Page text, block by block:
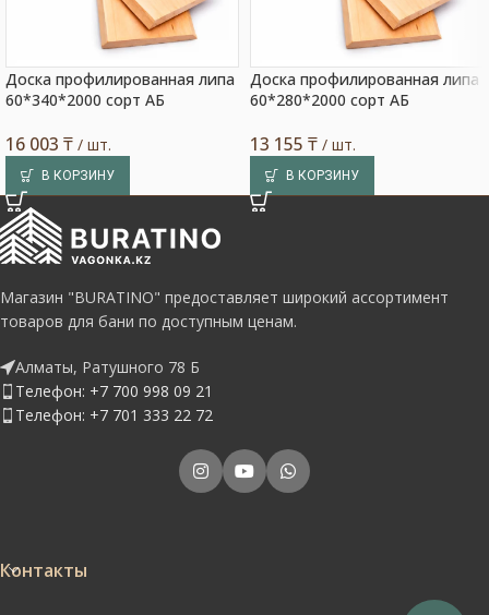
Доска профилированная липа
60*340*2000 сорт АБ
16 003 ₸ / шт.
В КОРЗИНУ
Доска профилированная липа
60*280*2000 сорт АБ
13 155 ₸ / шт.
В КОРЗИНУ
Магазин "BURATINO" предоставляет широкий ассортимент
товаров для бани по доступным ценам.
Алматы, Ратушного 78 Б
Телефон: +7 700 998 09 21
Телефон: +7 701 333 22 72
Контакты